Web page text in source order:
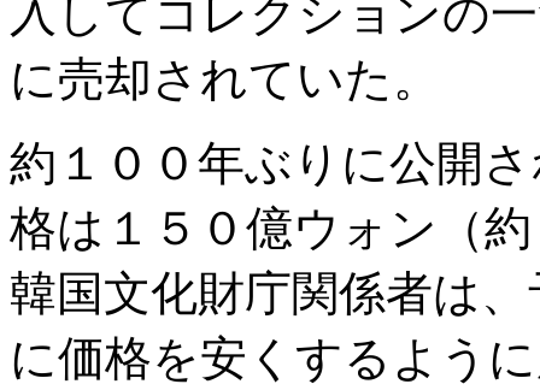
入してコレクションの
に売却されていた。
約１００年ぶりに公開
格は１５０億ウォン（
韓国文化財庁関係者は
に価格を安くするよう